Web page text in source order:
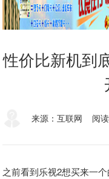
性价比新机到
来源：互联网 阅
之前看到乐视2想买来一